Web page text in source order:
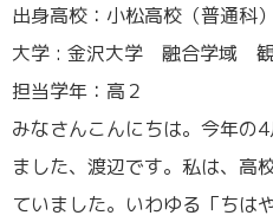
出身高校：小松高校（普通科）
大学 : 金沢大学 融合学域 観
担当学年：高２
みなさんこんにちは。今年の
ました、渡辺です。私は、高
ていました。いわゆる「ちは